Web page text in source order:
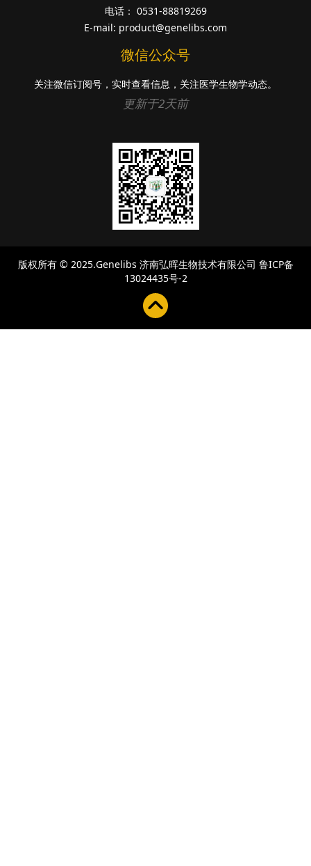
电话： 0531-88819269
E-mail: product@genelibs.com
微信公众号
关注微信订阅号，实时查看信息，关注医学生物学动态。
更新于2天前
版权所有 © 2025.Genelibs 济南弘晖生物技术有限公司 鲁ICP备
13024435号-2